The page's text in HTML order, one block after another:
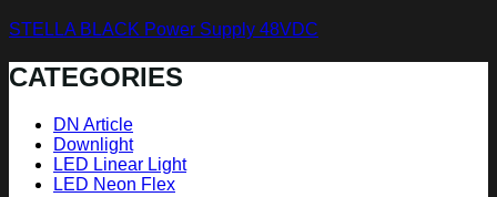
STELLA BLACK Power Supply 48VDC
CATEGORIES
DN Article
Downlight
LED Linear Light
LED Neon Flex